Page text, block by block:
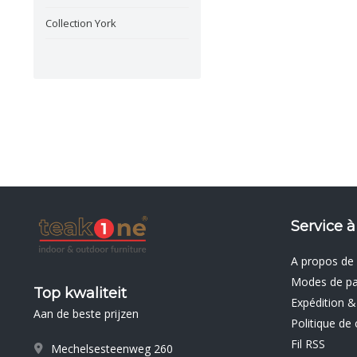
Collection York
Top kwaliteit
Aan de beste prijzen
Mechelsesteenweg 260
Service
A propos de
Modes de
Expédition
Politique de
Fil RSS